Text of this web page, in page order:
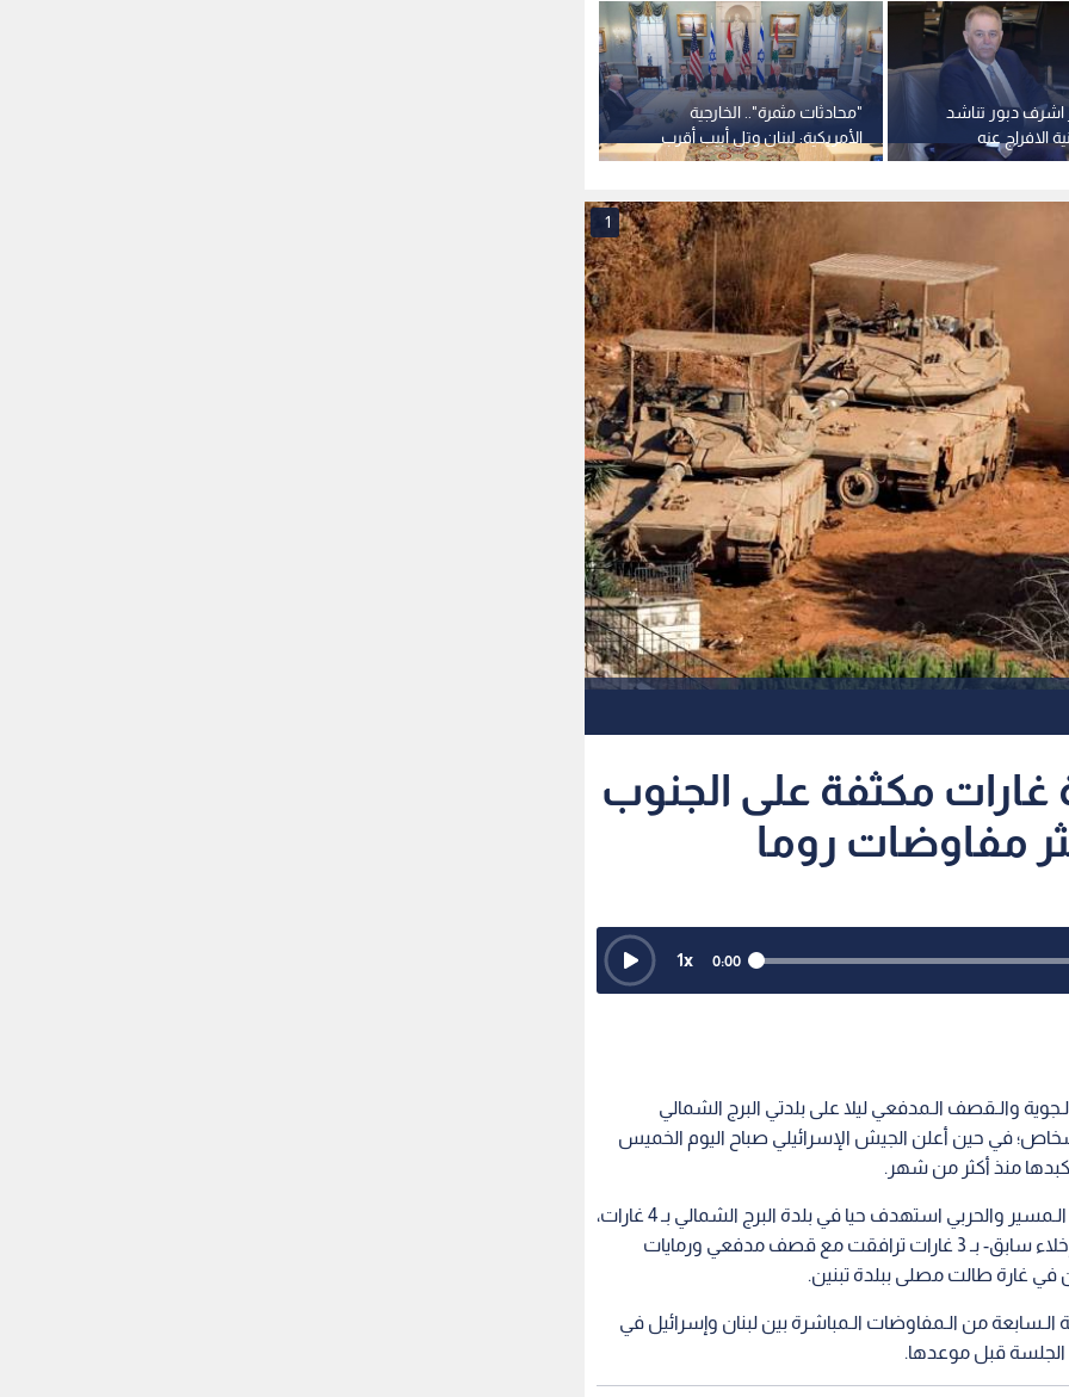
"محادثات مثمرة".. الخارجية
الأمريكية: لبنان وتل أبيب أقرب
للتوافق حول "المناطق التجريبية"
اشرف دبور تناشد
الافراج عنه
حرجة
1
مكثفة على الجنوب
مفاوضات روما
0:00
1x
والـقصف الـمدفعي ليلا على بلدتي البرج الشمالي
في جنوب لبنان، مما أسفر عن إصابة 4 أشخاص؛ في حين أعلن الجيش الإسرائيلي صباح اليوم الخميس
منذ أكثر من شهر.
وأفادت الوكالة الوطنية للإعلام في لبنان بأن الطيران الـمسير والحربي استهدف حيا في بلدة البرج الشمالي بـ 4 غارات،
كما استهدف بلدة الـمنصوري -التي صدر بحقها إنذار إخلاء سابق- بـ 3 غارات ترافقت مع قصف مدفعي ورمايات
الـسابعة من الـمفاوضات الـمباشرة بين لبنان وإسرائيل في
الجلسة قبل موعدها.